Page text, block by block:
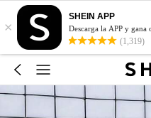
×
SHEIN APP
Descarga la APP y gana
(1,319)